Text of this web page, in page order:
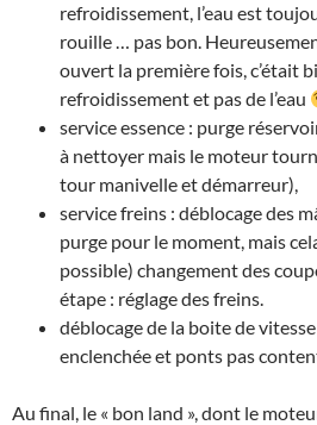
refroidissement, l’eau est
rouille … pas bon.
ouvert la première fois, c’était
refroidissement et pas de l’eau
service essence : purge
à nettoyer mais le moteur
tour manivelle et démarreur),
service freins : déblocage des
purge pour le moment, mais
possible) changement des
étape : réglage des freins.
déblocage de la boite de
enclenchée et ponts pas
Au final, le « bon land », dont le